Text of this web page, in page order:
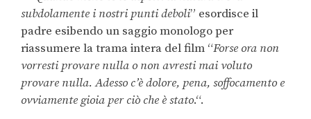
subdolamente i nostri punti deboli” esordisce il
padre esibendo un saggio monologo per
riassumere la trama intera del film “Forse ora non
vorresti provare nulla o non avresti mai voluto
provare nulla. Adesso c’è dolore, pena, soffocamento e
ovviamente gioia per ciò che è stato.“.